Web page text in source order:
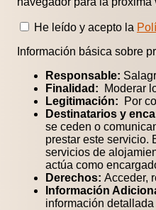
He leído y acepto la
Información básica sobre
Responsable:
Finalidad: Moderar
Legitimación: Por
Destinatarios y
se ceden o
prestar este servicio.
servicios de
actúa como
Derechos: Acceder,
Información
información detallada